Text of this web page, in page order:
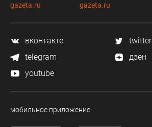
gazeta.ru
gazeta.ru
вконтакте
twitter
telegram
дзен
youtube
мобильное приложение